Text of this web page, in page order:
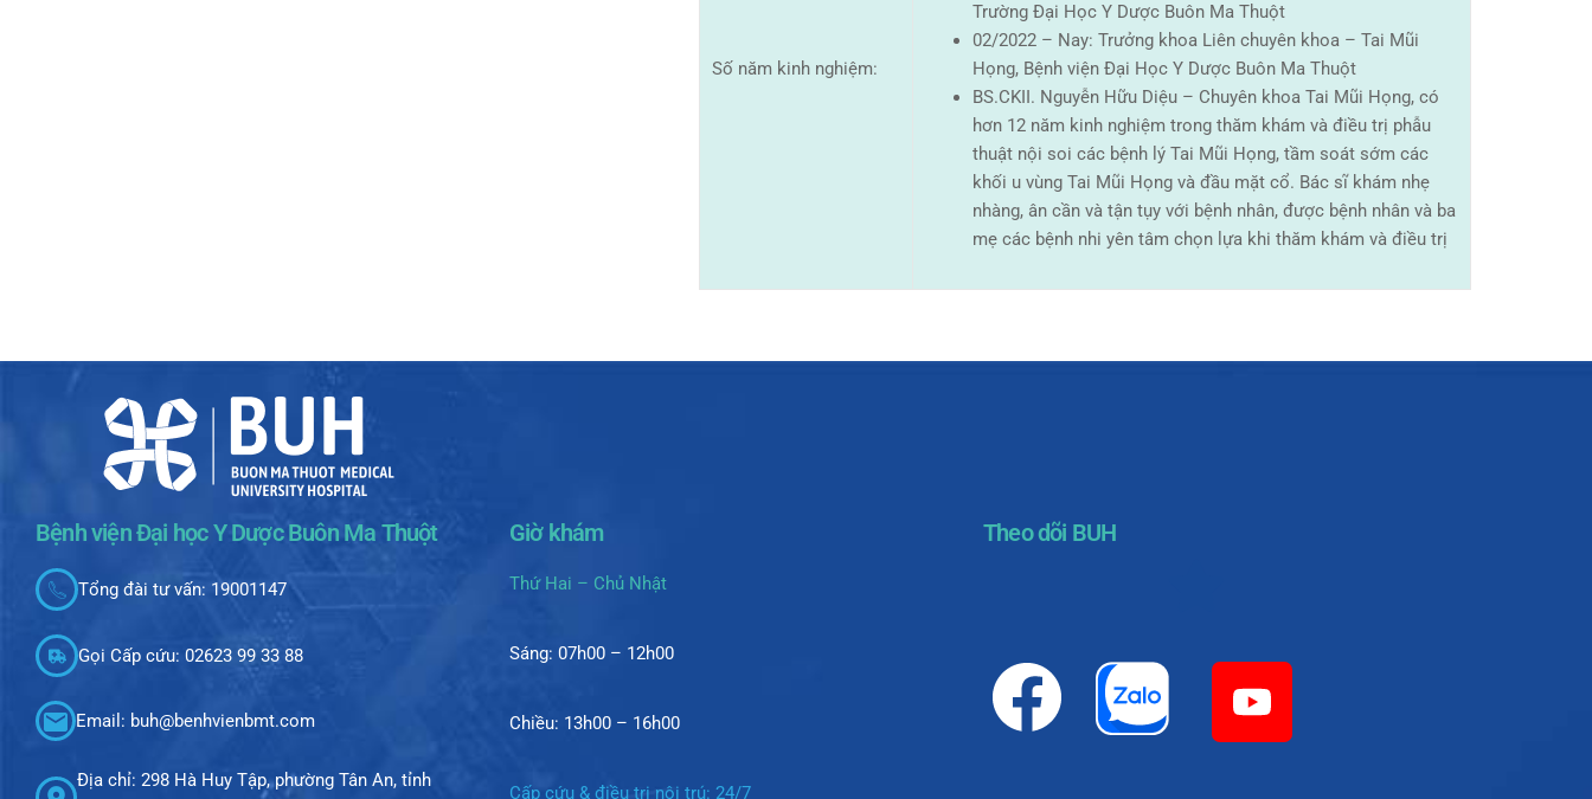
Số năm kinh nghiệm:
Trường Đại Học Y Dược Buôn Ma Thuột
02/2022 – Nay: Trưởng khoa Liên chuyên khoa – Tai Mũi
Họng, Bệnh viện Đại Học Y Dược Buôn Ma Thuột
BS.CKII. Nguyễn Hữu Diệu – Chuyên khoa Tai Mũi Họng, có
hơn 12 năm kinh nghiệm trong thăm khám và điều trị phẫu
thuật nội soi các bệnh lý Tai Mũi Họng, tầm soát sớm các
khối u vùng Tai Mũi Họng và đầu mặt cổ. Bác sĩ khám nhẹ
nhàng, ân cần và tận tụy với bệnh nhân, được bệnh nhân và ba
mẹ các bệnh nhi yên tâm chọn lựa khi thăm khám và điều trị
Bệnh viện Đại học Y Dược Buôn Ma Thuột
Tổng đài tư vấn: 19001147
Gọi Cấp cứu: 02623 99 33 88
Email: buh@benhvienbmt.com
Địa chỉ: 298 Hà Huy Tập, phường Tân An, tỉnh
Giờ khám
Thứ Hai – Chủ Nhật
Sáng: 07h00 – 12h00
Chiều: 13h00 – 16h00
Cấp cứu & điều trị nội trú: 24/7
Theo dõi BUH